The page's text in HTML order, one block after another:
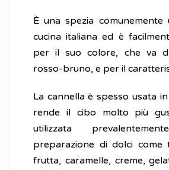
È una spezia comunemente
cucina italiana ed è
per il suo colore, che va
rosso-bruno, e per il
La cannella è spesso usata
rende il cibo molto più
utilizzata
preparazione di dolci come
frutta, caramelle, creme,